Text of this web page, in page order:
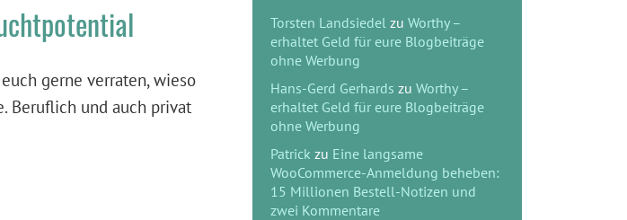
gerne verraten, wieso
Beruflich und auch privat
Torsten Landsiedel zu Worthy –
erhaltet Geld für eure Blogbeiträge
ohne Werbung
Hans-Gerd Gerhards zu Worthy –
erhaltet Geld für eure Blogbeiträge
ohne Werbung
Patrick zu Eine langsame
WooCommerce-Anmeldung beheben:
15 Millionen Bestell-Notizen und
zwei Kommentare